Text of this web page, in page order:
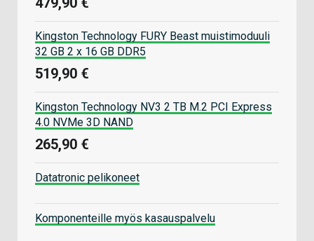
Kingston Technology FURY Beast muistimoduuli
32 GB 2 x 16 GB DDR5
519,90 €
Kingston Technology NV3 2 TB M.2 PCI Express
4.0 NVMe 3D NAND
265,90 €
Datatronic pelikoneet
Komponenteille myös kasauspalvelu